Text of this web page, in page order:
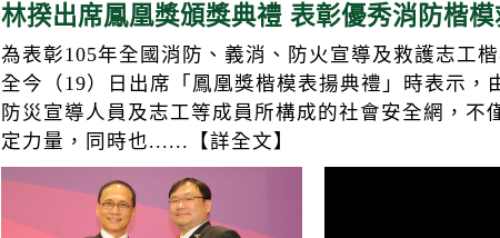
林揆出席鳳凰獎頒獎典禮 表彰優秀消防楷
為表彰105年全國消防、義消、防火宣導及救護志工
全今（19）日出席「鳳凰獎楷模表揚典禮」時表示，
防災宣導人員及志工等成員所構成的社會安全網，不
定力量，同時也......【詳全文】